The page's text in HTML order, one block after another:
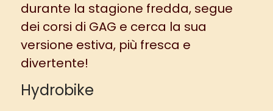
durante la stagione fredda, segue
dei corsi di GAG e cerca la sua
versione estiva, più fresca e
divertente!
Hydrobike